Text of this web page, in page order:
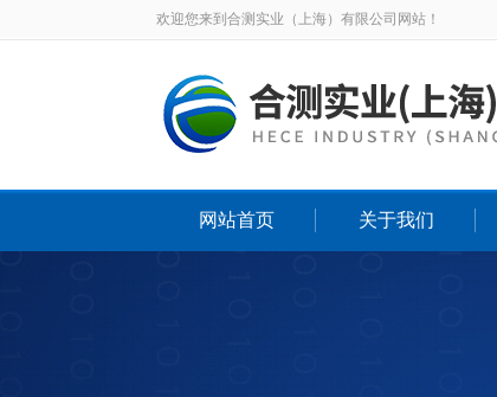
欢迎您来到合测实业（上海）有限公司网站！
网站首页 关于我们